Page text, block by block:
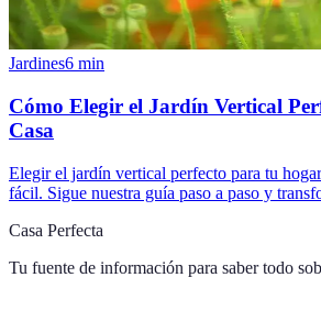
Jardines6 min
Cómo Elegir el Jardín Vertical
Casa
Elegir el jardín vertical perfecto para tu
fácil. Sigue nuestra guía paso a paso y
Casa Perfecta
Tu fuente de información para saber todo